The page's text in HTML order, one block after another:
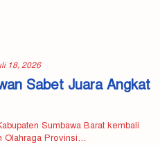
18, 2026
Sabet Juara Angkat
Sumbawa Barat kembali
Olahraga Provinsi…